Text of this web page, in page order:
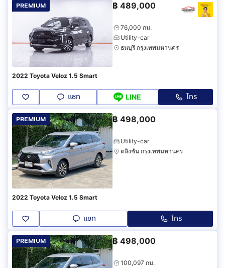
PREMIUM ฿ 489,000
76,000 กม.
Utility-car
ธนบุรี กรุงเทพมหานคร
2022 Toyota Veloz 1.5 Smart
แชท LINE โทร
PREMIUM ฿ 498,000
Utility-car
ตลิ่งชัน กรุงเทพมหานคร
2022 Toyota Veloz 1.5 Smart
แชท โทร
PREMIUM ฿ 498,000
100,097 กม.